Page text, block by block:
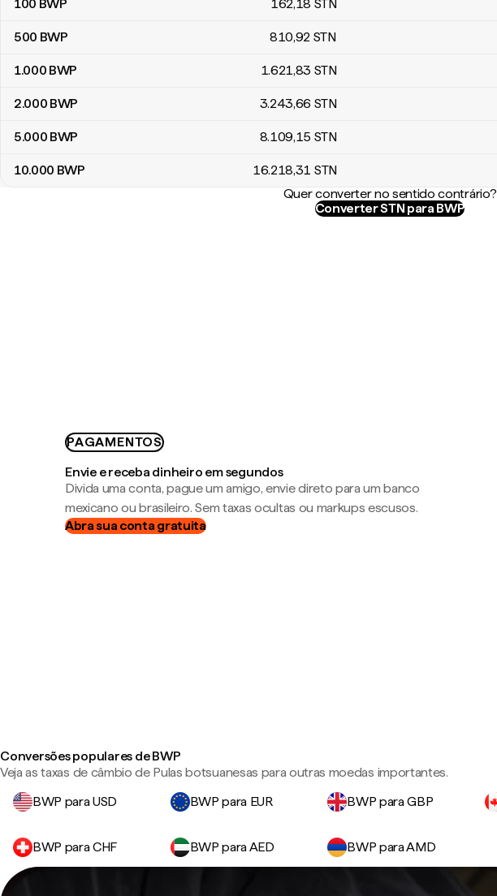
100 BWP 162,18 STN
500 BWP 810,92 STN
1.000 BWP 1.621,83 STN
2.000 BWP 3.243,66 STN
5.000 BWP 8.109,15 STN
10.000 BWP 16.218,31 STN
Quer converter no sentido contrário?
Converter STN para BWP
PAGAMENTOS
Envie e receba dinheiro em segundos
Divida uma conta, pague um amigo, envie direto para um banco
mexicano ou brasileiro. Sem taxas ocultas ou markups escusos.
Abra sua conta gratuita
Conversões populares de BWP
Veja as taxas de câmbio de Pulas botsuanesas para outras moedas importantes.
BWP para USD
BWP para EUR BWP para GBP
BWP para CHF BWP para AED BWP para AMD